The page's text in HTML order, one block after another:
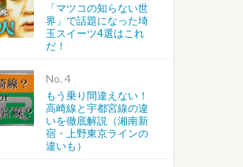
「マツコの知らない世
界」で話題になった埼
玉スイーツ4選はこれ
だ！
No.
もう乗り間違えない！
高崎線と宇都宮線の違
いを徹底解説（湘南新
宿・上野東京ラインの
違いも）